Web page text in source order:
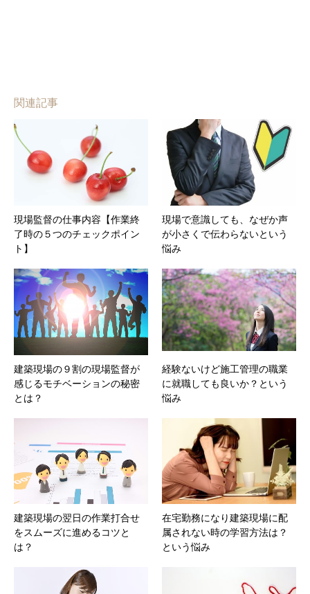
関連記事
現場監督の仕事内容【作業終
了時の５つのチェックポイン
ト】
現場で意識しても、なぜか声
が小さくで伝わらないという
悩み
建築現場の９割の現場監督が
感じるモチベーションの秘密
とは？
経験ないけど施工管理の職業
に就職しても良いか？という
悩み
建築現場の翌日の作業打合せ
をスムーズに進めるコツと
は？
在宅勤務になり建築現場に配
属されない時の学習方法は？
という悩み